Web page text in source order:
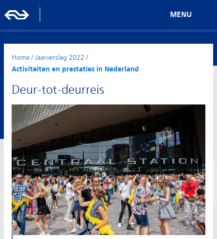
MENU
Home/ Jaarverslag 2022 /
Activiteiten en prestaties in Nederland
Deur-tot-deurreis